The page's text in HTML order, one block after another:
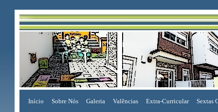
Início Sobre Nós Galeria Valências Extra-Curricular Sextas